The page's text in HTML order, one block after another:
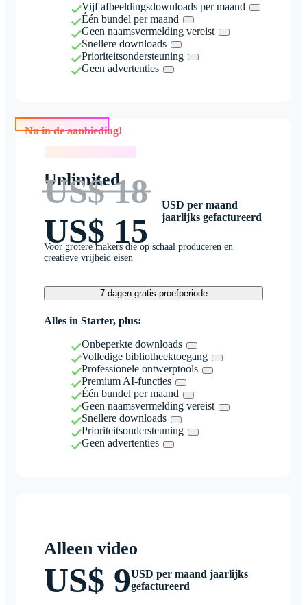
Vijf afbeeldingsdownloads per maand
Één bundel per maand
Geen naamsvermelding vereist
Snellere downloads
Prioriteitsondersteuning
Geen advertenties
Nu in de aanbieding!
Unlimited
US$ 18
US$ 15
USD per maand
jaarlijks gefactureerd
Voor grotere makers die op schaal produceren en
creatieve vrijheid eisen
7 dagen gratis proefperiode
Alles in Starter, plus:
Onbeperkte downloads
Volledige bibliotheektoegang
Professionele ontwerptools
Premium AI-functies
Één bundel per maand
Geen naamsvermelding vereist
Snellere downloads
Prioriteitsondersteuning
Geen advertenties
Alleen video
US$ 9USD per maand jaarlijks
gefactureerd